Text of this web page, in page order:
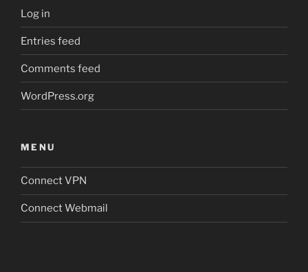
Log in
Entries feed
Comments feed
WordPress.org
MENU
Connect VPN
Connect Webmail